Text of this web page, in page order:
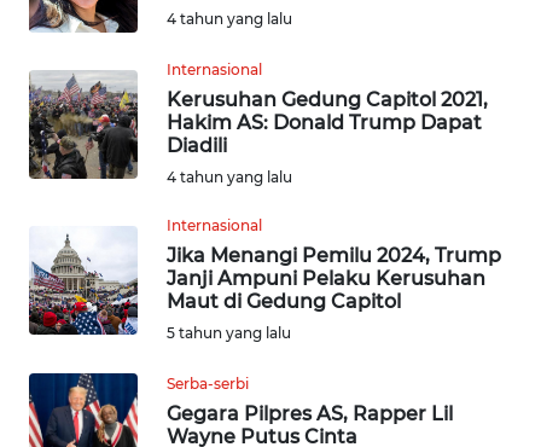
4 tahun yang lalu
Internasional
Kerusuhan Gedung Capitol 2021,
Hakim AS: Donald Trump Dapat
Diadili
4 tahun yang lalu
Internasional
Jika Menangi Pemilu 2024, Trump
Janji Ampuni Pelaku Kerusuhan
Maut di Gedung Capitol
5 tahun yang lalu
Serba-serbi
Gegara Pilpres AS, Rapper Lil
Wayne Putus Cinta
JATENG
WN
NUSANTARA
JOGJA
WN
JATIM
WN
BALI